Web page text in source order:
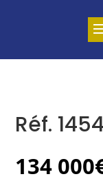
Réf. 1454
134 000